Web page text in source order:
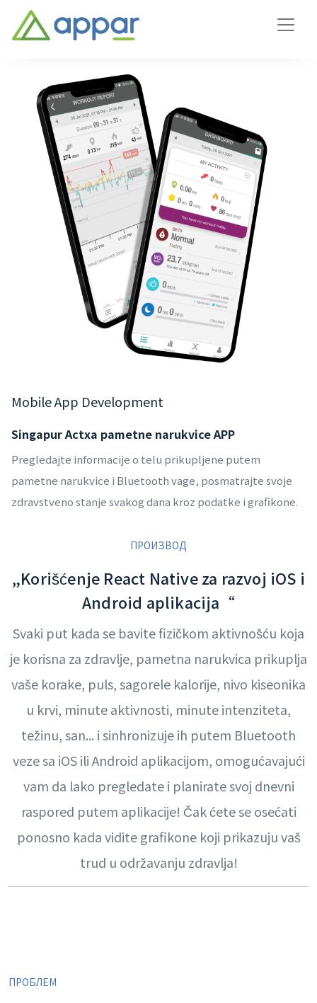
Mobile App Development
Singapur Actxa pametne narukvice APP
Pregledajte informacije o telu prikupljene putem
pametne narukvice i Bluetooth vage, posmatrajte svoje
zdravstveno stanje svakog dana kroz podatke i grafikone.
ПРОИЗВОД
„Korišćenje React Native za razvoj iOS i
Android aplikacija“
Svaki put kada se bavite fizičkom aktivnošću koja
je korisna za zdravlje, pametna narukvica prikuplja
vaše korake, puls, sagorele kalorije, nivo kiseonika
u krvi, minute aktivnosti, minute intenziteta,
težinu, san... i sinhronizuje ih putem Bluetooth
veze sa iOS ili Android aplikacijom, omogućavajući
vam da lako pregledate i planirate svoj dnevni
raspored putem aplikacije! Čak ćete se osećati
ponosno kada vidite grafikone koji prikazuju vaš
trud u održavanju zdravlja!
ПРОБЛЕМ